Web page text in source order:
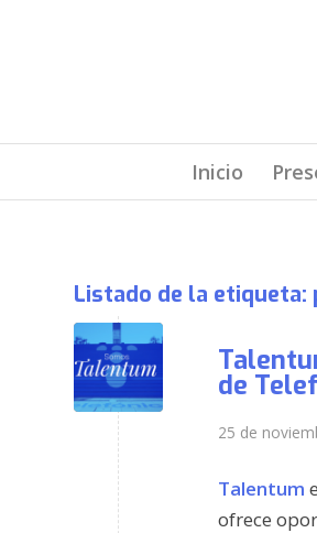
Inicio
Listado de la etiqueta:
de
25 de
Talentum
ofrece